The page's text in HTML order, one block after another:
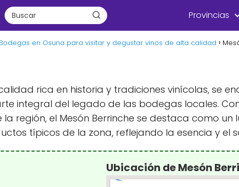
Provincias
en Osuna para visitar y degustar vinos de alta calidad
rica en historia y tradiciones vinícolas, se
integral del legado de las bodegas locales.
región, el Mesón Berrinche se destaca como
típicos de la zona, reflejando la esencia y el
Ubicación de Mesón